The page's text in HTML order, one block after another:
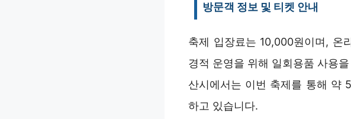
방문객 정보 및 티켓 안내
축제 입장료는 10,000원이며, 온
경적 운영을 위해 일회용품 사용
산시에서는 이번 축제를 통해 약
하고 있습니다.